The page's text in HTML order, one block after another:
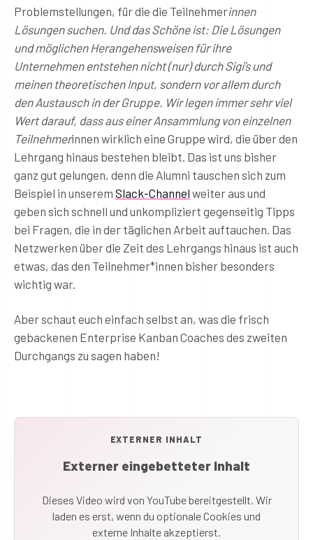
Problemstellungen, für die die Teilnehmerinnen
Lösungen suchen. Und das Schöne ist: Die Lösungen
und möglichen Herangehensweisen für ihre
Unternehmen entstehen nicht (nur) durch Sigi’s und
meinen theoretischen Input, sondern vor allem durch
den Austausch in der Gruppe. Wir legen immer sehr viel
Wert darauf, dass aus einer Ansammlung von einzelnen
Teilnehmerinnen wirklich eine Gruppe wird, die über den
Lehrgang hinaus bestehen bleibt. Das ist uns bisher
ganz gut gelungen, denn die Alumni tauschen sich zum
Beispiel in unserem Slack-Channel weiter aus und
geben sich schnell und unkompliziert gegenseitig Tipps
bei Fragen, die in der täglichen Arbeit auftauchen. Das
Netzwerken über die Zeit des Lehrgangs hinaus ist auch
etwas, das den Teilnehmer*innen bisher besonders
wichtig war.
Aber schaut euch einfach selbst an, was die frisch
gebackenen Enterprise Kanban Coaches des zweiten
Durchgangs zu sagen haben!
EXTERNER INHALT
Externer eingebetteter Inhalt
Dieses Video wird von YouTube bereitgestellt. Wir
laden es erst, wenn du optionale Cookies und
externe Inhalte akzeptierst.